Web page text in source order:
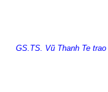
GS.TS. Vũ Thanh Te